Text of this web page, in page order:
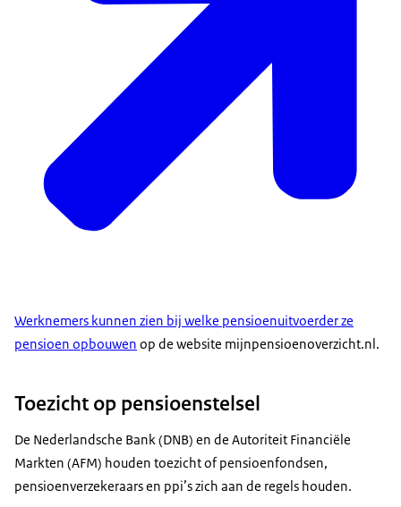
Werknemers kunnen zien bij welke pensioenuitvoerder ze
pensioen opbouwen op de website mijnpensioenoverzicht.nl.
Toezicht op pensioenstelsel
De Nederlandsche Bank (DNB) en de Autoriteit Financiële
Markten (AFM) houden toezicht of pensioenfondsen,
pensioenverzekeraars en ppi’s zich aan de regels houden.